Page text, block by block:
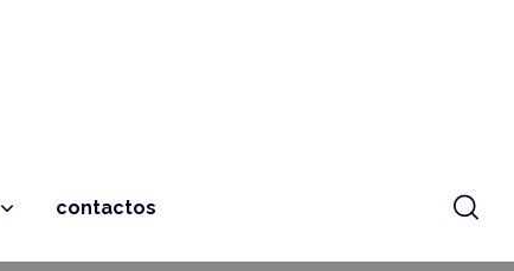
contactos